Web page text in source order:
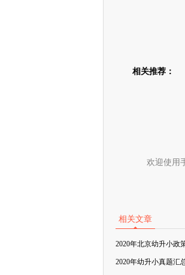
相关推荐：
欢迎使用
相关文章
2020年北京幼升小政
2020年幼升小真题汇